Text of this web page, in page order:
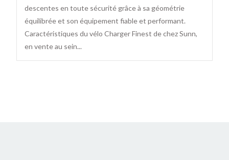
descentes en toute sécurité grâce à sa géométrie
équilibrée et son équipement fiable et performant.
Caractéristiques du vélo Charger Finest de chez Sunn,
en vente au sein...